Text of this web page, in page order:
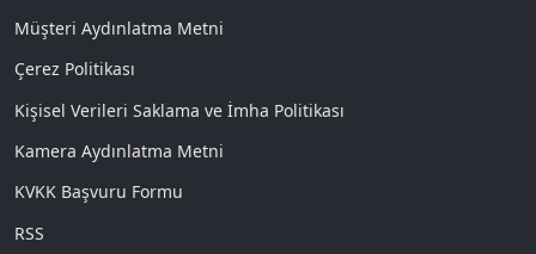
Müşteri Aydınlatma Metni
Çerez Politikası
Kişisel Verileri Saklama ve İmha Politikası
Kamera Aydınlatma Metni
KVKK Başvuru Formu
RSS